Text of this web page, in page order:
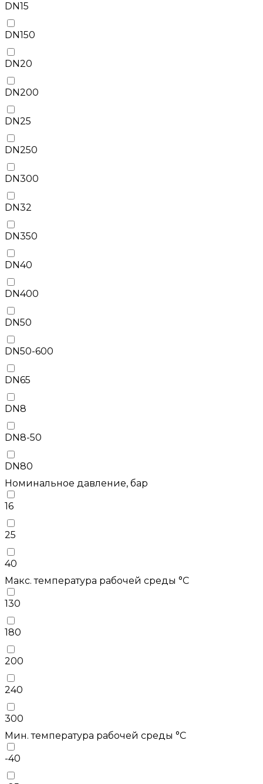
DN15
DN150
DN20
DN200
DN25
DN250
DN300
DN32
DN350
DN40
DN400
DN50
DN50-600
DN65
DN8
DN8-50
DN80
Номинальное давление, бар
16
25
40
Макс. температура рабочей среды °С
130
180
200
240
300
Мин. температура рабочей среды °С
-40